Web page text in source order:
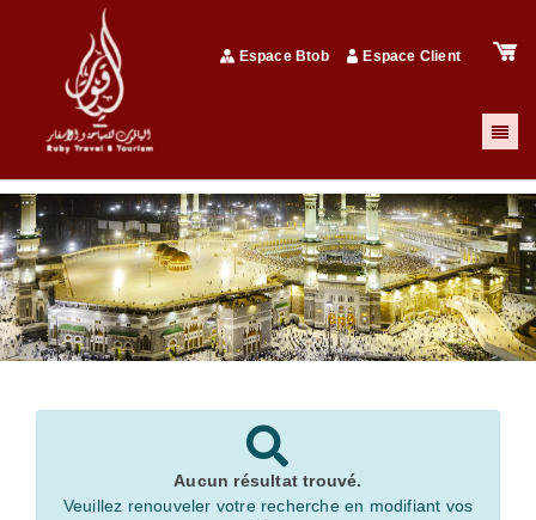
Espace Btob Espace Client
Aucun résultat trouvé.
Veuillez renouveler votre recherche en modifiant vos